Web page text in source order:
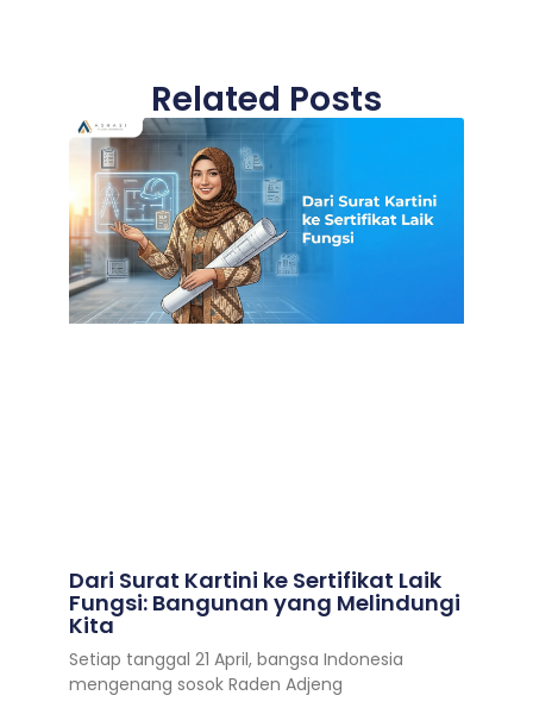
Related Posts
Dari Surat Kartini ke Sertifikat Laik
Fungsi: Bangunan yang Melindungi
Kita
Setiap tanggal 21 April, bangsa Indonesia
mengenang sosok Raden Adjeng